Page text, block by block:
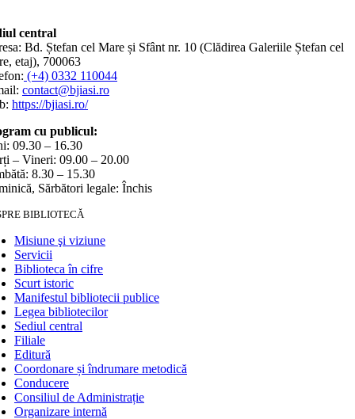
central
Bd. Ștefan cel Mare și Sfânt nr. 10 (Clădirea Galeriile Ștefan cel
etaj), 700063
(+4) 0332 110044
contact@bjiasi.ro
https://bjiasi.ro/
cu publicul:
09.30 – 16.30
– Vineri: 09.00 – 20.00
8.30 – 15.30
Sărbători legale: Închis
BIBLIOTECĂ
Misiune şi viziune
Servicii
Biblioteca în cifre
Scurt istoric
Manifestul bibliotecii publice
Legea bibliotecilor
Sediul central
Filiale
Editură
Coordonare și îndrumare metodică
Conducere
Consiliul de Administrație
Organizare internă